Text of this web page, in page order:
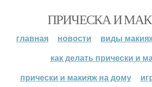
ПРИЧЕСКА И
главная новости
виды
как делать прически и
прически и макияж на дому